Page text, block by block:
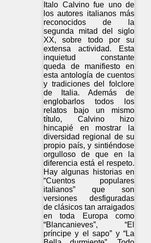
Italo Calvino fue uno de
los autores italianos más
reconocidos de la
segunda mitad del siglo
XX, sobre todo por su
extensa actividad. Esta
inquietud constante
queda de manifiesto en
esta antología de cuentos
y tradiciones del folclore
de Italia. Además de
englobarlos todos los
relatos bajo un mismo
título, Calvino hizo
hincapié en mostrar la
diversidad regional de su
propio país, y sintiéndose
orgulloso de que en la
diferencia está el respeto.
Hay algunas historias en
“Cuentos populares
italianos” que son
versiones desfiguradas
de clásicos tan arraigados
en toda Europa como
“Blancanieves”, “El
príncipe y el sapo” y “La